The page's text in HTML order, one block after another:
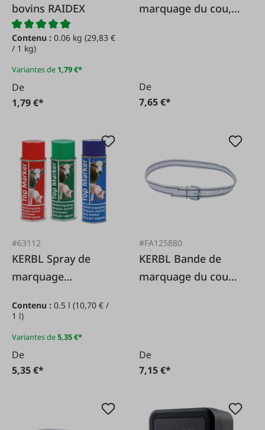
bovins RAIDEX
Contenu : 0.06 kg (29,83 €
/ 1 kg)
Variantes de 1,79 €*
De
1,79 €*
marquage du cou,
De
7,65 €*
#63112
KERBL Spray de
marquage
Contenu : 0.5 l (10,70 € /
1 l)
Variantes de5,35 €*
De
5,35 €*
#FA125880
KERBL Bande de
marquage du cou
De
7,15 €*